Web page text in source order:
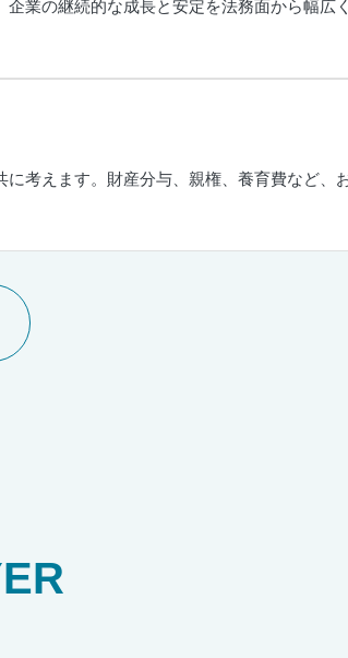
業の継続的な成長と安定を法務面から幅広
考えます。財産分与、親権、養育費など、